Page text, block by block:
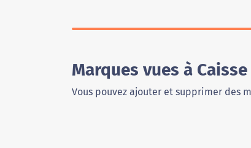
Marques vues à
Vous pouvez ajouter et supprimer des